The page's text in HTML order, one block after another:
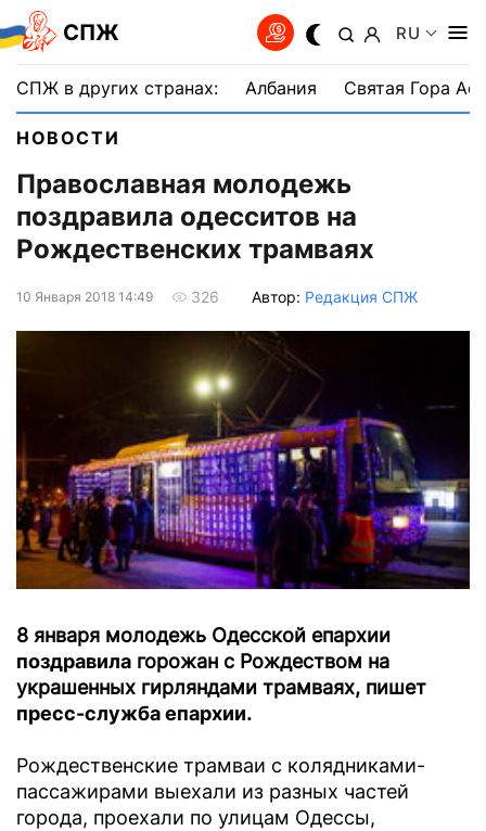
СПЖ RU
СПЖ в других странах: Албания Святая Гора
НОВОСТИ
Православная молодежь
поздравила одесситов на
Рождественских трамваях
10 Января 2018 14:49 326 Автор: Редакция СПЖ
8 января молодежь Одесской епархии
поздравила горожан с Рождеством на
украшенных гирляндами трамваях, пишет
пресс-служба епархии.
Рождественские трамваи с колядниками-
пассажирами выехали из разных частей
города, проехали по улицам Одессы,